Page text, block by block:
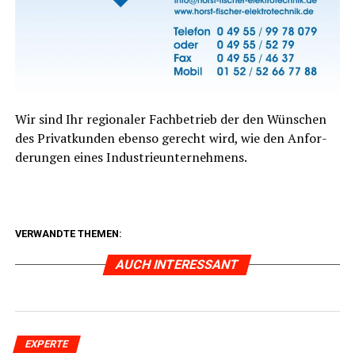
Wir sindIhr regio­na­ler Fach­be­trieb der den Wün­schen
desPri­vat­kun­deneben­so gerecht wird, wie den Anfor­
de­run­gen einesIndus­trie­un­ter­neh­mens.
VERWANDTE THEMEN:
AUCH INTERESSANT
EXPERTE